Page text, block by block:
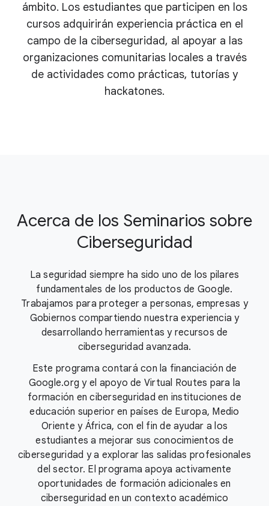
ámbito. Los estudiantes que participen en los
cursos adquirirán experiencia práctica en el
campo de la ciberseguridad, al apoyar a las
organizaciones comunitarias locales a través
de actividades como prácticas, tutorías y
hackatones.
Acerca de los Seminarios sobre
Ciberseguridad
La seguridad siempre ha sido uno de los pilares
fundamentales de los productos de Google.
Trabajamos para proteger a personas, empresas y
Gobiernos compartiendo nuestra experiencia y
desarrollando herramientas y recursos de
ciberseguridad avanzada.
Este programa contará con la financiación de
Google.org y el apoyo de Virtual Routes para la
formación en ciberseguridad en instituciones de
educación superior en países de Europa, Medio
Oriente y África, con el fin de ayudar a los
estudiantes a mejorar sus conocimientos de
ciberseguridad y a explorar las salidas profesionales
del sector. El programa apoya activamente
oportunidades de formación adicionales en
ciberseguridad en un contexto académico